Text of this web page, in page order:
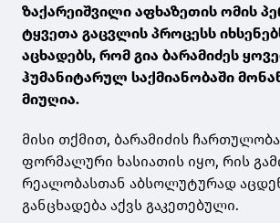
ზაქარეიშვილი აფხაზეთის ომის
ტყვეთა გაცვლის პროცესს
აცხადებს, რომ გია ბარამიძეს
ჰუმანიტარულ საქმიანობაში
მიუღია.
მისი თქმით, ბარამიძის
ფორმალური ხასიათის იყო, რის
რეალობასთან აბსოლუტურად
განცხადება აქვს გაკეთებული.